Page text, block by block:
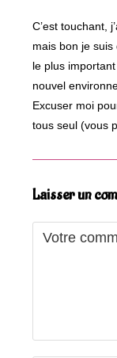
C’est touchant,
mais bon je suis
le plus
nouvel
Excuser moi
tous seul (vous
Laisser un
Comment